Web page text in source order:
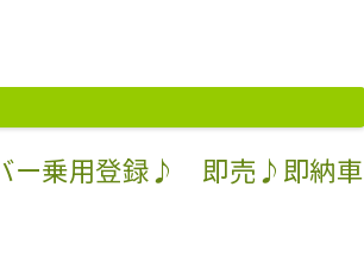
ー乗用登録♪ 即売♪即納車